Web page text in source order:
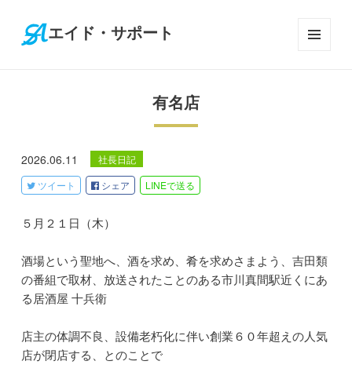
エイド・サポート
有名店
2026.06.11
社長日記
ツイート
シェア LINEで送る
５月２１日（木）
酒場という聖地へ、酒を求め、肴を求めさまよう、吉田類
の番組で取材、放送されたことのある市川真間駅近くにあ
る居酒屋 十兵衛
店主の体調不良、設備老朽化に伴い創業６０年超えの人気
店が閉店する、とのことで